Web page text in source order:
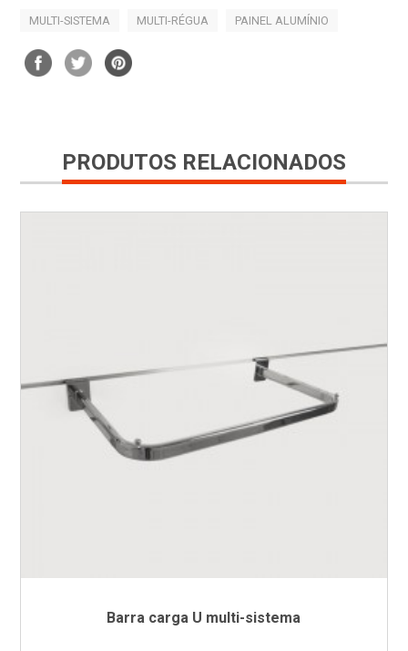
MULTI-SISTEMA MULTI-RÉGUA PAINEL ALUMÍNIO
PRODUTOS RELACIONADOS
Barra carga U multi-sistema